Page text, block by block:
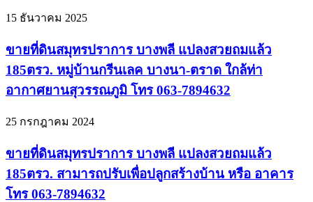
15 ธันวาคม 2025
ขายที่ดินสมุทรปราการ บางพลี แปลงสวยถมแล้ว
185ตรว. หมู่บ้านกรีนเลค บางนา-ตราด ใกล้ท่า
อากาศยานสุวรรณภูมิ โทร 063-7894632
25 กรกฎาคม 2024
ขายที่ดินสมุทรปราการ บางพลี แปลงสวยถมแล้ว
185ตรว. สามารถปรับเพื่อปลูกสร้างบ้าน หรือ อาคาร
โทร 063-7894632